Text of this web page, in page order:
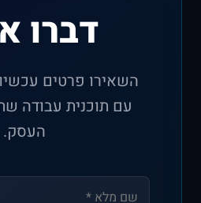
דברו
השאירו פרטים
עם תוכנית עבודה
העסק.